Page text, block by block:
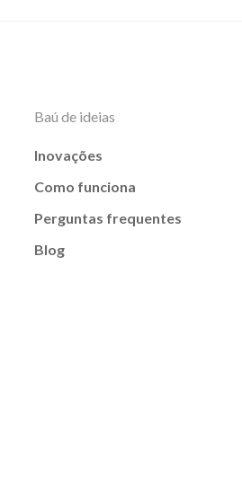
Baú de ideias
Inovações
Como funciona
Perguntas frequentes
Blog